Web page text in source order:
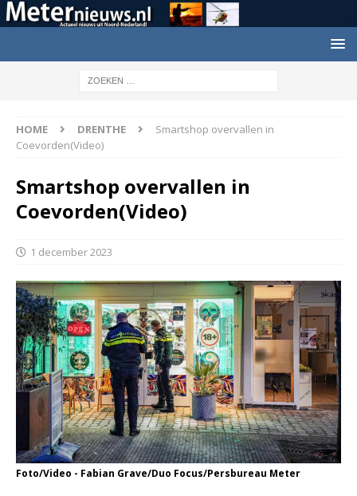
HOME DRENTHE
Smartshop overvallen in
Coevorden(Video)
Smartshop overvallen in
Coevorden(Video)
1 december 2023
Foto/Video - Fabian Grave/Duo Focus/Persbureau Meter